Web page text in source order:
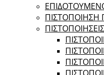
ΠIΣΤΟΠΟΙΗΣΗ
ΠΙΣΤΟΠΟΙΗΣΕΙΣ